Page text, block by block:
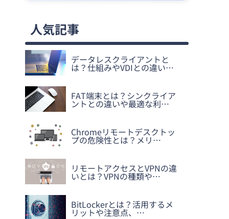
人気記事
データレスクライアントと
は？仕組みやVDIとの違い…
FAT端末とは？シンクライア
ントとの違いや最適な利…
Chromeリモートデスクトッ
プの危険性とは？メリ…
リモートアクセスとVPNの違
いとは？VPNの種類や…
BitLockerとは？活用するメ
リットや注意点、…